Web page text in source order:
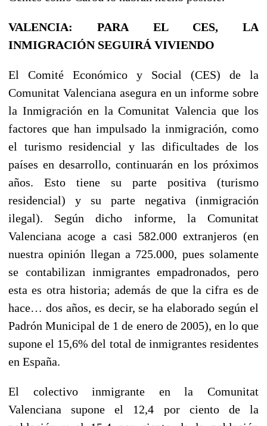
VALENCIA: PARA EL CES, LA
INMIGRACIÓN SEGUIRÁ VIVIENDO
El Comité Económico y Social (CES) de la
Comunitat Valenciana asegura en un informe sobre
la Inmigración en la Comunitat Valencia que los
factores que han impulsado la inmigración, como
el turismo residencial y las dificultades de los
países en desarrollo, continuarán en los próximos
años. Esto tiene su parte positiva (turismo
residencial) y su parte negativa (inmigración
ilegal). Según dicho informe, la Comunitat
Valenciana acoge a casi 582.000 extranjeros (en
nuestra opinión llegan a 725.000, pues solamente
se contabilizan inmigrantes empadronados, pero
esta es otra historia; además de que la cifra es de
hace… dos años, es decir, se ha elaborado según el
Padrón Municipal de 1 de enero de 2005), en lo que
supone el 15,6% del total de inmigrantes residentes
en España.
El colectivo inmigrante en la Comunitat
Valenciana supone el 12,4 por ciento de la